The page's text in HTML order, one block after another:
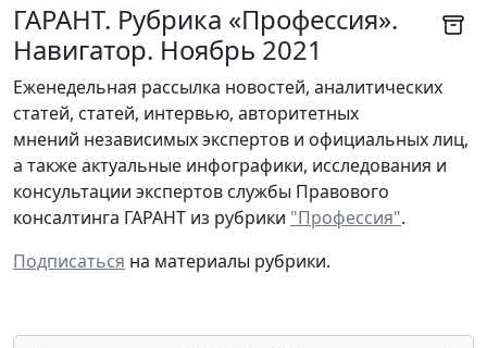
ГАРАНТ. Рубрика «Профессия».
Навигатор. Ноябрь 2021
Еженедельная рассылка новостей, аналитических
статей, статей, интервью, авторитетных
мнений независимых экспертов и официальных лиц,
а также актуальные инфографики, исследования и
консультации экспертов службы Правового
консалтинга ГАРАНТ из рубрики "Профессия".
Подписаться на материалы рубрики.